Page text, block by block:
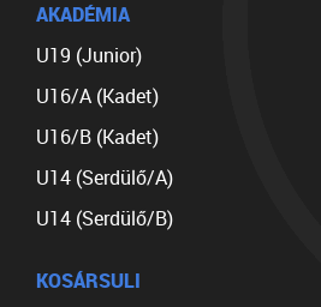
AKADÉMIA
U19 (Junior)
U16/A (Kadet)
U16/B (Kadet)
U14 (Serdülő/A)
U14 (Serdülő/B)
KOSÁRSULI